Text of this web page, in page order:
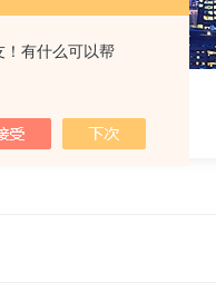
！有什么可以帮